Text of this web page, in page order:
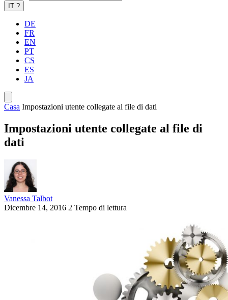
IT ?
DE
FR
EN
PT
CS
ES
JA
Casa Impostazioni utente collegate al file di dati
Impostazioni utente collegate al file di
dati
Vanessa Talbot
Dicembre 14, 2016 2 Tempo di lettura